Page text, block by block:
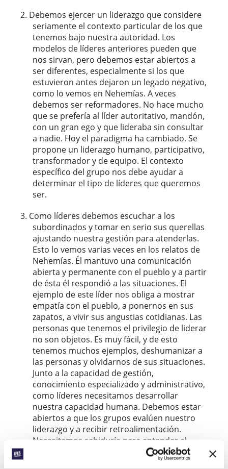
Debemos ejercer un liderazgo que considere
seriamente el contexto particular de los que
tenemos bajo nuestra autoridad. Los
modelos de líderes anteriores pueden que
nos sirvan, pero debemos estar abiertos a
ser diferentes, especialmente si los que
estuvieron antes dejaron un legado negativo,
como lo vemos en Nehemías. A veces
debemos ser reformadores. No hace mucho
que se prefería al líder autoritativo, mandón,
con un gran ego y que lideraba sin consultar
a nadie. Hoy el paradigma ha cambiado. Se
propone un liderazgo humano, participativo,
transformador y de equipo. El contexto
específico del grupo nos debe ayudar a
determinar el tipo de líderes que queremos
ser.
Como líderes debemos escuchar a los
subordinados y tomar en serio sus querellas
ajustando nuestra gestión para atenderlas.
Esto lo vemos varias veces en los relatos de
Nehemías. Él mantuvo una comunicación
abierta y permanente con el pueblo y a partir
de ésta él respondió a las situaciones. El
ejemplo de este líder nos obliga a mostrar
empatía con el pueblo, a ponernos en sus
zapatos, a vivir sus angustias cotidianas. Las
personas que tenemos el privilegio de liderar
no son objetos. Es muy fácil, y de esto
tenemos muchos ejemplos, deshumanizar a
las personas y olvidarnos de sus situaciones.
Junto a la capacidad de gestión,
conocimiento especializado y administrativo,
como líderes necesitamos desarrollar
nuestra capacidad humana. Debemos estar
abiertos a que los grupos evalúen nuestro
liderazgo y a recibir retroalimentación.
Necesitamos sabiduría para entender el
liderazgo que el contexto demanda. No existe
un modelo que sirva en todos los entornos.